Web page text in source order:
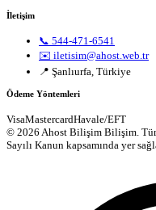
İletişim
📞 544-471-6541
✉️ iletisim@ahost.web.tr
📍 Şanlıurfa, Türkiye
Ödeme Yöntemleri
VisaMastercardHavale/EFT
© 2026 Ahost Bilişim Bilişim.
Sayılı Kanun kapsamında yer